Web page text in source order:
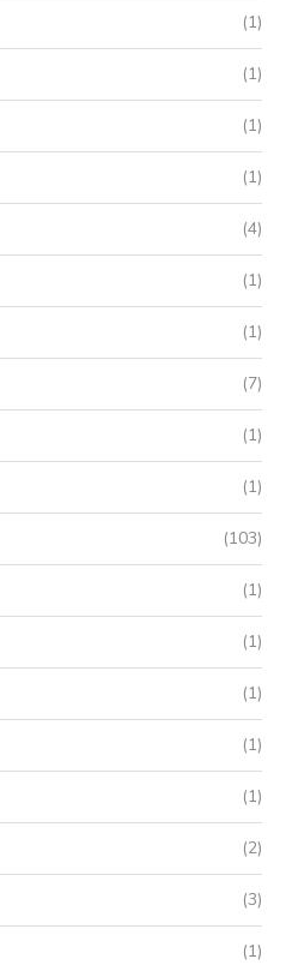
(1)
(1)
(1)
(1)
(4)
(1)
(1)
(7)
(1)
(1)
(103)
(1)
(1)
(1)
(1)
(1)
(2)
(3)
(1)